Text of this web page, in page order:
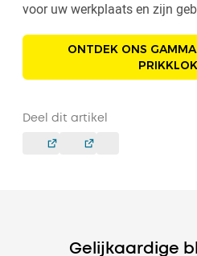
voor uw werkplaats en zijn
ONTDEK ONS
Deel dit artikel
Gelijkaardige